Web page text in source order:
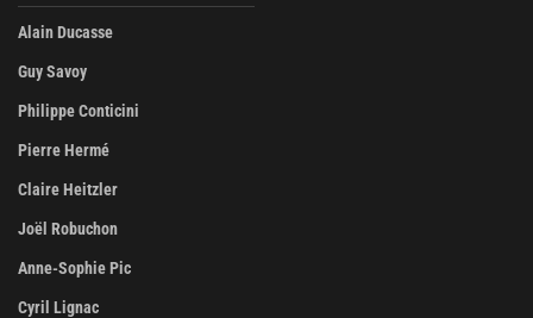
Alain Ducasse
Guy Savoy
Philippe Conticini
Pierre Hermé
Claire Heitzler
Joël Robuchon
Anne-Sophie Pic
Cyril Lignac